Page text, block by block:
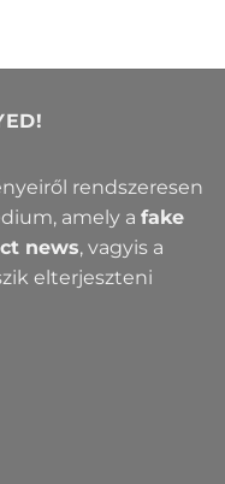
rendszeresen
amely a fake
news, vagyis a
elterjeszteni